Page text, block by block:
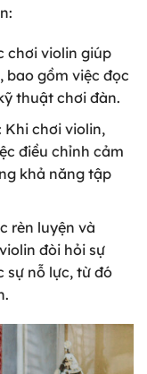
chơi violin giúp
bao gồm việc đọc
thuật chơi đàn.
chơi violin,
điều chỉnh cảm
khả năng tập
rèn luyện và
đòi hỏi sự
sự nỗ lực, từ đó